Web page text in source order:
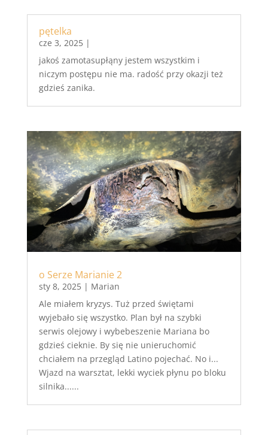
pętelka
cze 3, 2025|
jakoś zamotasupłąny jestem wszystkim i
niczym postępu nie ma. radość przy okazji też
gdzieś zanika.
o Serze Marianie 2
sty 8, 2025| Marian
Ale miałem kryzys. Tuż przed świętami
wyjebało się wszystko. Plan był na szybki
serwis olejowy i wybebeszenie Mariana bo
gdzieś cieknie. By się nie unieruchomić
chciałem na przegląd Latino pojechać. No i...
Wjazd na warsztat, lekki wyciek płynu po bloku
silnika......